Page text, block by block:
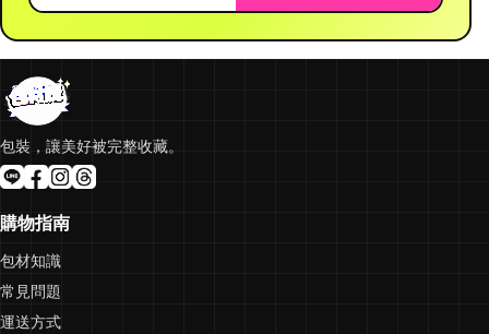
包裝，讓美好被完整收藏。
購物指南
包材知識
常見問題
運送方式